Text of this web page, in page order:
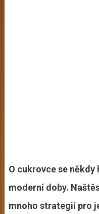
O cukrovce se
moderní doby.
mnoho strategií pro